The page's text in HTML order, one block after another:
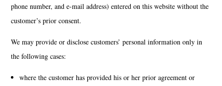
phone number, and e-mail address) entered on this website without the
customer’s prior consent.
We may provide or disclose customers’ personal information only in
the following cases:
where the customer has provided his or her prior agreement or